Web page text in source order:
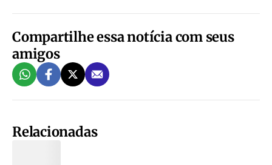
Compartilhe essa notícia com seus
amigos
Relacionadas